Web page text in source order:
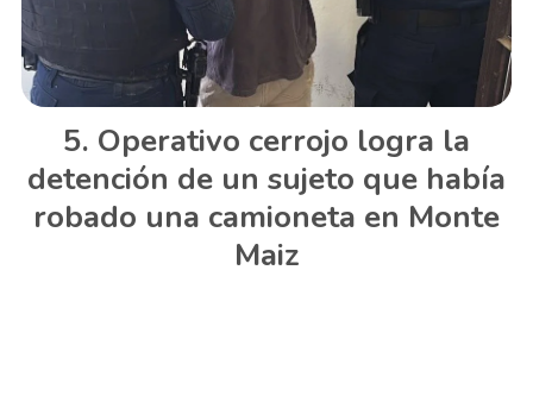
Operativo cerrojo logra la
detención de un sujeto que había
robado una camioneta en Monte
Maiz